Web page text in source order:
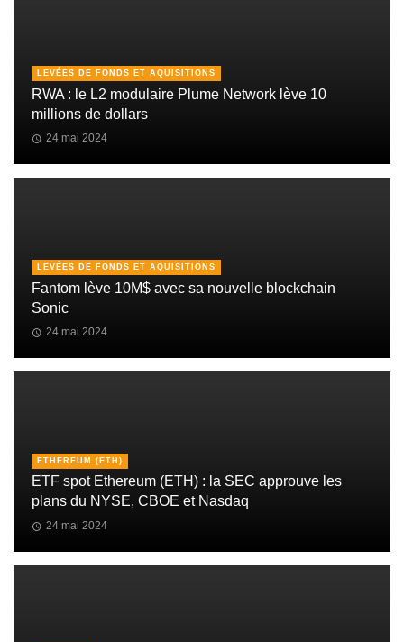
LEVÉES DE FONDS ET AQUISITIONS
RWA : le L2 modulaire Plume Network lève 10
millions de dollars
24 mai 2024
LEVÉES DE FONDS ET AQUISITIONS
Fantom lève 10M$ avec sa nouvelle blockchain
Sonic
24 mai 2024
ETHEREUM (ETH)
ETF spot Ethereum (ETH) : la SEC approuve les
plans du NYSE, CBOE et Nasdaq
24 mai 2024